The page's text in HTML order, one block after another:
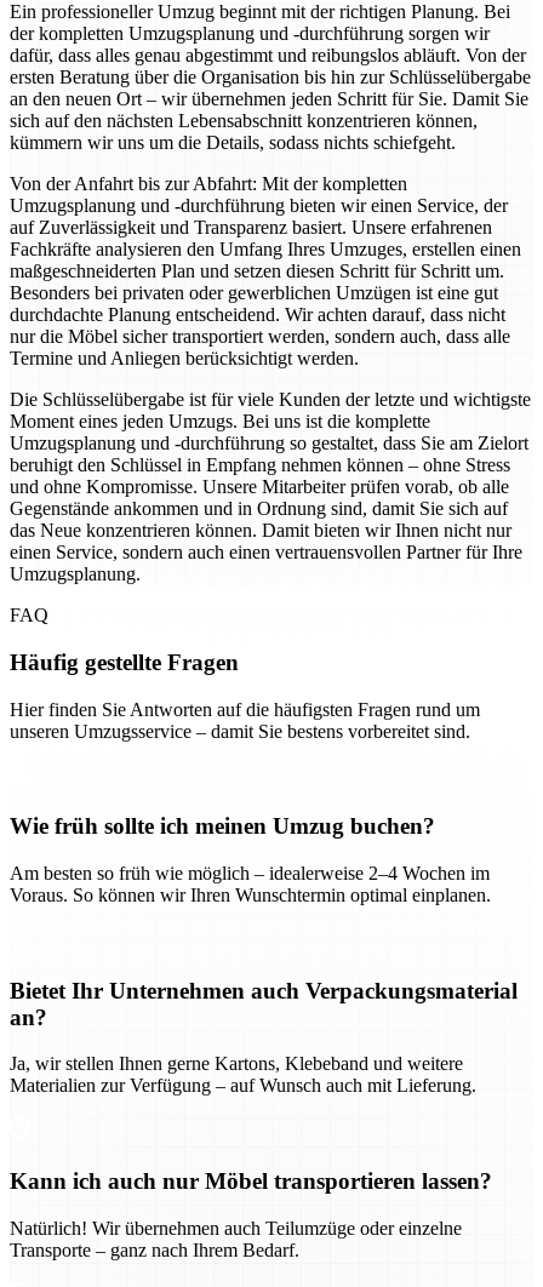
Ein professioneller Umzug beginnt mit der richtigen Planung. Bei
der kompletten Umzugsplanung und -durchführung sorgen wir
dafür, dass alles genau abgestimmt und reibungslos abläuft. Von der
ersten Beratung über die Organisation bis hin zur Schlüsselübergabe
an den neuen Ort – wir übernehmen jeden Schritt für Sie. Damit Sie
sich auf den nächsten Lebensabschnitt konzentrieren können,
kümmern wir uns um die Details, sodass nichts schiefgeht.
Von der Anfahrt bis zur Abfahrt: Mit der kompletten
Umzugsplanung und -durchführung bieten wir einen Service, der
auf Zuverlässigkeit und Transparenz basiert. Unsere erfahrenen
Fachkräfte analysieren den Umfang Ihres Umzuges, erstellen einen
maßgeschneiderten Plan und setzen diesen Schritt für Schritt um.
Besonders bei privaten oder gewerblichen Umzügen ist eine gut
durchdachte Planung entscheidend. Wir achten darauf, dass nicht
nur die Möbel sicher transportiert werden, sondern auch, dass alle
Termine und Anliegen berücksichtigt werden.
Die Schlüsselübergabe ist für viele Kunden der letzte und wichtigste
Moment eines jeden Umzugs. Bei uns ist die komplette
Umzugsplanung und -durchführung so gestaltet, dass Sie am Zielort
beruhigt den Schlüssel in Empfang nehmen können – ohne Stress
und ohne Kompromisse. Unsere Mitarbeiter prüfen vorab, ob alle
Gegenstände ankommen und in Ordnung sind, damit Sie sich auf
das Neue konzentrieren können. Damit bieten wir Ihnen nicht nur
einen Service, sondern auch einen vertrauensvollen Partner für Ihre
Umzugsplanung.
FAQ
Häufig gestellte Fragen
Hier finden Sie Antworten auf die häufigsten Fragen rund um
unseren Umzugsservice – damit Sie bestens vorbereitet sind.
Wie früh sollte ich meinen Umzug buchen?
Am besten so früh wie möglich – idealerweise 2–4 Wochen im
Voraus. So können wir Ihren Wunschtermin optimal einplanen.
Bietet Ihr Unternehmen auch Verpackungsmaterial
an?
Ja, wir stellen Ihnen gerne Kartons, Klebeband und weitere
Materialien zur Verfügung – auf Wunsch auch mit Lieferung.
Kann ich auch nur Möbel transportieren lassen?
Natürlich! Wir übernehmen auch Teilumzüge oder einzelne
Transporte – ganz nach Ihrem Bedarf.